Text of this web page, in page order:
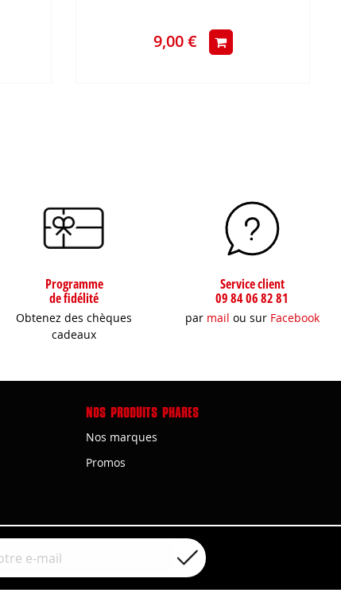
9,00 €
Programme
de fidélité
Obtenez des chèques
cadeaux
Service client
09 84 06 82 81
par mail ou sur Facebook
NOS PRODUITS PHARES
Nos marques
Promos